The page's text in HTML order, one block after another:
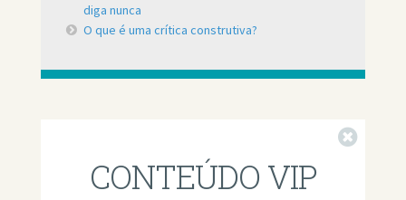
diga nunca
O que é uma crítica construtiva?
CONTEÚDO VIP